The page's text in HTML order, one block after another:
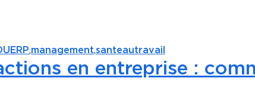
,management,santeautravail
en entreprise :